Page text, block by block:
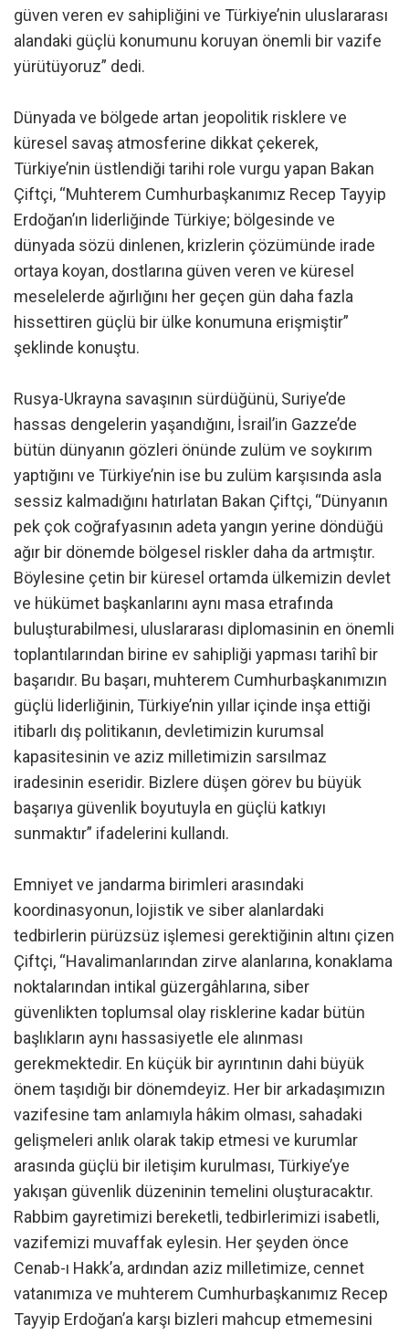
güven veren ev sahipliğini ve Türkiye’nin uluslararası
alandaki güçlü konumunu koruyan önemli bir vazife
yürütüyoruz” dedi.
Dünyada ve bölgede artan jeopolitik risklere ve
küresel savaş atmosferine dikkat çekerek,
Türkiye’nin üstlendiği tarihi role vurgu yapan Bakan
Çiftçi, “Muhterem Cumhurbaşkanımız Recep Tayyip
Erdoğan’ın liderliğinde Türkiye; bölgesinde ve
dünyada sözü dinlenen, krizlerin çözümünde irade
ortaya koyan, dostlarına güven veren ve küresel
meselelerde ağırlığını her geçen gün daha fazla
hissettiren güçlü bir ülke konumuna erişmiştir”
şeklinde konuştu.
Rusya-Ukrayna savaşının sürdüğünü, Suriye’de
hassas dengelerin yaşandığını, İsrail’in Gazze’de
bütün dünyanın gözleri önünde zulüm ve soykırım
yaptığını ve Türkiye’nin ise bu zulüm karşısında asla
sessiz kalmadığını hatırlatan Bakan Çiftçi, “Dünyanın
pek çok coğrafyasının adeta yangın yerine döndüğü
ağır bir dönemde bölgesel riskler daha da artmıştır.
Böylesine çetin bir küresel ortamda ülkemizin devlet
ve hükümet başkanlarını aynı masa etrafında
buluşturabilmesi, uluslararası diplomasinin en önemli
toplantılarından birine ev sahipliği yapması tarihî bir
başarıdır. Bu başarı, muhterem Cumhurbaşkanımızın
güçlü liderliğinin, Türkiye’nin yıllar içinde inşa ettiği
itibarlı dış politikanın, devletimizin kurumsal
kapasitesinin ve aziz milletimizin sarsılmaz
iradesinin eseridir. Bizlere düşen görev bu büyük
başarıya güvenlik boyutuyla en güçlü katkıyı
sunmaktır” ifadelerini kullandı.
Emniyet ve jandarma birimleri arasındaki
koordinasyonun, lojistik ve siber alanlardaki
tedbirlerin pürüzsüz işlemesi gerektiğinin altını çizen
Çiftçi, “Havalimanlarından zirve alanlarına, konaklama
noktalarından intikal güzergâhlarına, siber
güvenlikten toplumsal olay risklerine kadar bütün
başlıkların aynı hassasiyetle ele alınması
gerekmektedir. En küçük bir ayrıntının dahi büyük
önem taşıdığı bir dönemdeyiz. Her bir arkadaşımızın
vazifesine tam anlamıyla hâkim olması, sahadaki
gelişmeleri anlık olarak takip etmesi ve kurumlar
arasında güçlü bir iletişim kurulması, Türkiye’ye
yakışan güvenlik düzeninin temelini oluşturacaktır.
Rabbim gayretimizi bereketli, tedbirlerimizi isabetli,
vazifemizi muvaffak eylesin. Her şeyden önce
Cenab-ı Hakk’a, ardından aziz milletimize, cennet
vatanımıza ve muhterem Cumhurbaşkanımız Recep
Tayyip Erdoğan’a karşı bizleri mahcup etmemesini